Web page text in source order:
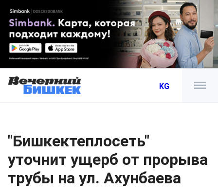
KG
"Бишкектеплосеть"
уточнит ущерб от прорыва
трубы на ул. Ахунбаева